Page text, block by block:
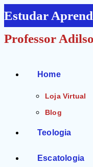
Ir
para
o
Estudar
Professor
Home
Loja Virtual
Blog
Teologia
Escatologia